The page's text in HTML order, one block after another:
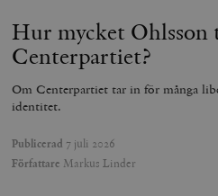
Hur mycket Ohlsson
Centerpartiet?
Om Centerpartiet tar in för många
identitet.
Publicerad 7 juli 2026
Författare Markus Linder